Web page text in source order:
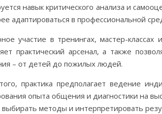
навык критического анализа и
адаптироваться в профессиональной
участие в тренингах, мастер-
практический арсенал, а также
– от детей до пожилых людей.
практика предполагает ведение
опыта общения и диагностики на
выбирать методы и интерпретировать